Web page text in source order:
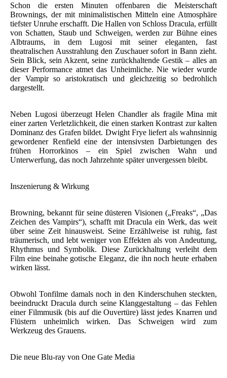
Schon die ersten Minuten offenbaren die Meisterschaft
Brownings, der mit minimalistischen Mitteln eine Atmosphäre
tiefster Unruhe erschafft. Die Hallen von Schloss Dracula, erfüllt
von Schatten, Staub und Schweigen, werden zur Bühne eines
Albtraums, in dem Lugosi mit seiner eleganten, fast
theatralischen Ausstrahlung den Zuschauer sofort in Bann zieht.
Sein Blick, sein Akzent, seine zurückhaltende Gestik – alles an
dieser Performance atmet das Unheimliche. Nie wieder wurde
der Vampir so aristokratisch und gleichzeitig so bedrohlich
dargestellt.
Neben Lugosi überzeugt Helen Chandler als fragile Mina mit
einer zarten Verletzlichkeit, die einen starken Kontrast zur kalten
Dominanz des Grafen bildet. Dwight Frye liefert als wahnsinnig
gewordener Renfield eine der intensivsten Darbietungen des
frühen Horrorkinos – ein Spiel zwischen Wahn und
Unterwerfung, das noch Jahrzehnte später unvergessen bleibt.
Inszenierung & Wirkung
Browning, bekannt für seine düsteren Visionen („Freaks“, „Das
Zeichen des Vampirs“), schafft mit Dracula ein Werk, das weit
über seine Zeit hinausweist. Seine Erzählweise ist ruhig, fast
träumerisch, und lebt weniger von Effekten als von Andeutung,
Rhythmus und Symbolik. Diese Zurückhaltung verleiht dem
Film eine beinahe gotische Eleganz, die ihn noch heute erhaben
wirken lässt.
Obwohl Tonfilme damals noch in den Kinderschuhen steckten,
beeindruckt Dracula durch seine Klanggestaltung – das Fehlen
einer Filmmusik (bis auf die Ouvertüre) lässt jedes Knarren und
Flüstern unheimlich wirken. Das Schweigen wird zum
Werkzeug des Grauens.
Die neue Blu-ray von One Gate Media